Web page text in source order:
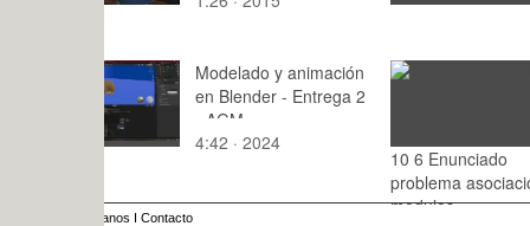
Modelado y animación
en Blender - Entrega 2
- AGM
4:42 · 2024
10 6 Enunciado
problema asociacion
modulos
1:58 ·